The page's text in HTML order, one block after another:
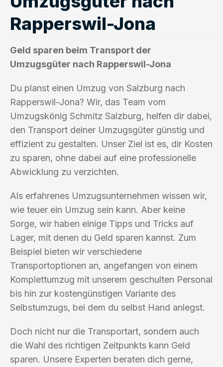
Rapperswil-Jona
Geld sparen beim Transport der
Umzugsgüter nach Rapperswil-Jona
Du planst einen Umzug von Salzburg nach
Rapperswil-Jona? Wir, das Team vom
Umzugskönig Schmitz Salzburg, helfen dir dabei,
den Transport deiner Umzugsgüter günstig und
effizient zu gestalten. Unser Ziel ist es, dir Kosten
zu sparen, ohne dabei auf eine professionelle
Abwicklung zu verzichten.
Als erfahrenes Umzugsunternehmen wissen wir,
wie teuer ein Umzug sein kann. Aber keine
Sorge, wir haben einige Tipps und Tricks auf
Lager, mit denen du Geld sparen kannst. Zum
Beispiel bieten wir verschiedene
Transportoptionen an, angefangen von einem
Komplettumzug mit unserem geschulten Personal
bis hin zur kostengünstigen Variante des
Selbstumzugs, bei dem du selbst Hand anlegst.
Doch nicht nur die Transportart, sondern auch
die Wahl des richtigen Zeitpunkts kann Geld
sparen. Unsere Experten beraten dich gerne,